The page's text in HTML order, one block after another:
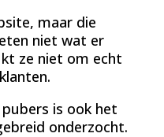
maar die
niet wat er
ze niet om echt
is ook het
onderzocht.